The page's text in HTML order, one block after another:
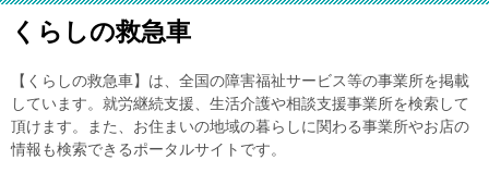
くらしの救急車
【くらしの救急車】は、全国の障害福祉サービス等の事業所を掲載
しています。就労継続支援、生活介護や相談支援事業所を検索して
頂けます。また、お住まいの地域の暮らしに関わる事業所やお店の
情報も検索できるポータルサイトです。